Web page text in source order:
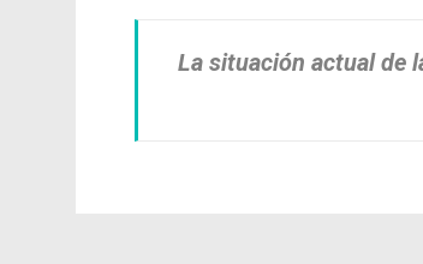
La situación actual de